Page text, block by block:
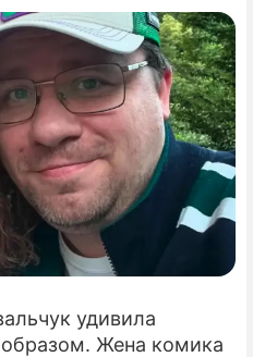
ЭКОНОМИКА
ПРОИСШЕСТВИЯ
СОННИК
СТИЛЬ ЖИЗНИ
СЕРИАЛЫ
ИГРЫ
О ПРОЕКТЕ
удивила
Жена комика